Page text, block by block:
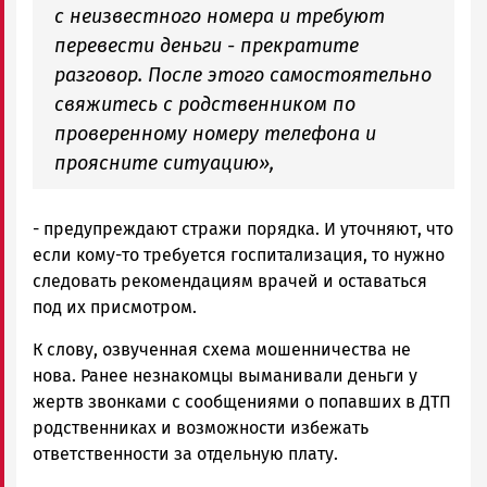
с неизвестного номера и требуют
перевести деньги - прекратите
разговор. После этого самостоятельно
свяжитесь с родственником по
проверенному номеру телефона и
проясните ситуацию»,
- предупреждают стражи порядка. И уточняют, что
если кому-то требуется госпитализация, то нужно
следовать рекомендациям врачей и оставаться
под их присмотром.
К слову, озвученная схема мошенничества не
нова. Ранее незнакомцы выманивали деньги у
жертв звонками с сообщениями о попавших в ДТП
родственниках и возможности избежать
ответственности за отдельную плату.